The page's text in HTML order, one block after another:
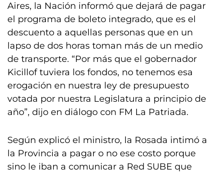
Aires, la Nación informó que dejará de pagar
el programa de boleto integrado, que es el
descuento a aquellas personas que en un
lapso de dos horas toman más de un medio
de transporte. “Por más que el gobernador
Kicillof tuviera los fondos, no tenemos esa
erogación en nuestra ley de presupuesto
votada por nuestra Legislatura a principio de
año”, dijo en diálogo con FM La Patriada.
Según explicó el ministro, la Rosada intimó a
la Provincia a pagar o no ese costo porque
sino le iban a comunicar a Red SUBE que